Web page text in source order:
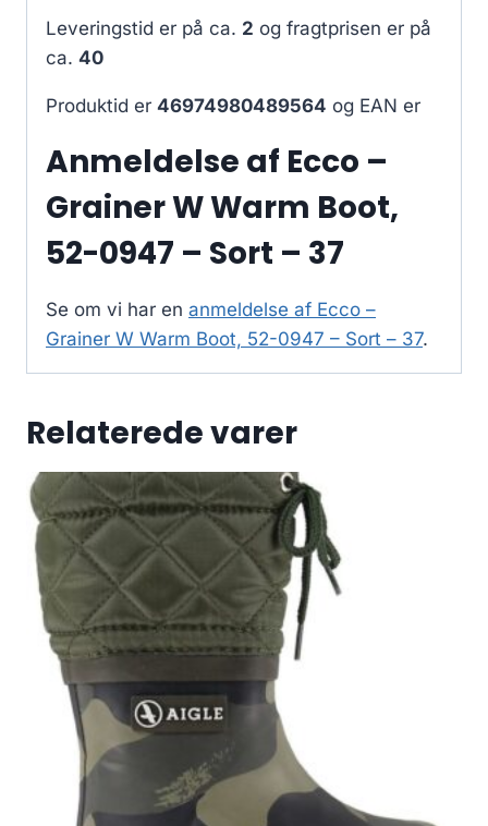
Leveringstid er på ca. 2 og fragtprisen er på
ca. 40
Produktid er 46974980489564 og EAN er
Anmeldelse af Ecco –
Grainer W Warm Boot,
52-0947 – Sort – 37
Se om vi har en anmeldelse af Ecco –
Grainer W Warm Boot, 52-0947 – Sort – 37.
Relaterede varer